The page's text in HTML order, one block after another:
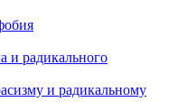
и радикального
и радикальному